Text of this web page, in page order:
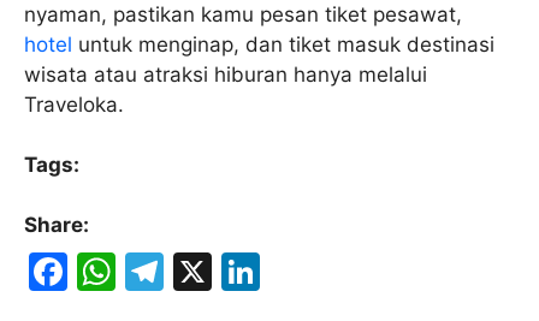
nyaman, pastikan kamu pesan tiket pesawat,
hotel untuk menginap, dan tiket masuk destinasi
wisata atau atraksi hiburan hanya melalui
Traveloka.
Tags:
Share:
F
W T
X